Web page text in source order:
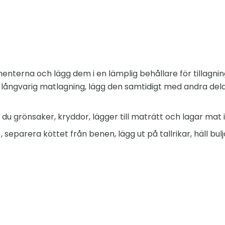
och lägg dem i en lämplig behållare för
matlagning, lägg den samtidigt med andra
grönsaker, kryddor, lägger till maträtt och lagar
separera köttet från benen, lägg ut på tallrikar, häll